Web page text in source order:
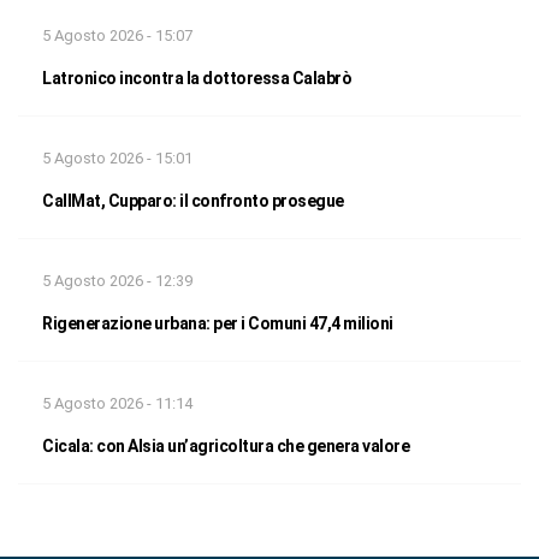
5 Agosto 2026 - 15:07
Latronico incontra la dottoressa Calabrò
5 Agosto 2026 - 15:01
CallMat, Cupparo: il confronto prosegue
5 Agosto 2026 - 12:39
Rigenerazione urbana: per i Comuni 47,4 milioni
5 Agosto 2026 - 11:14
Cicala: con Alsia un’agricoltura che genera valore